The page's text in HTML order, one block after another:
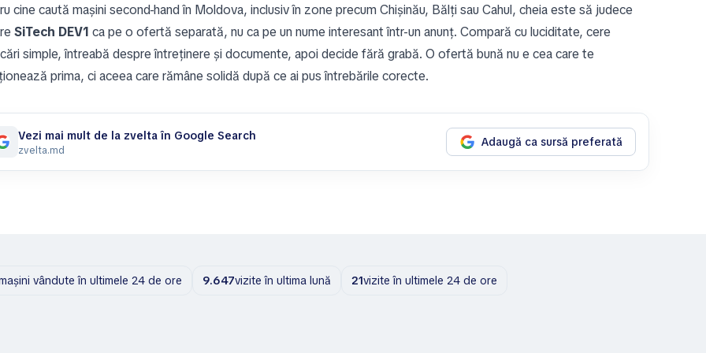
cine caută mașini second-hand în Moldova, inclusiv în zone precum Chișinău, Bălți sau Cahul, cheia este să judece
SiTech DEV1 ca pe o ofertă separată, nu ca pe un nume interesant într-un anunț. Compară cu luciditate, cere
simple, întreabă despre întreținere și documente, apoi decide fără grabă. O ofertă bună nu e cea care te
prima, ci aceea care rămâne solidă după ce ai pus întrebările corecte.
Vezi mai mult de la zvelta în Google Search
zvelta.md
Adaugă ca sursă preferată
vândute în ultimele 24 de ore 9.647vizite în ultima lună 21vizite în ultimele 24 de ore